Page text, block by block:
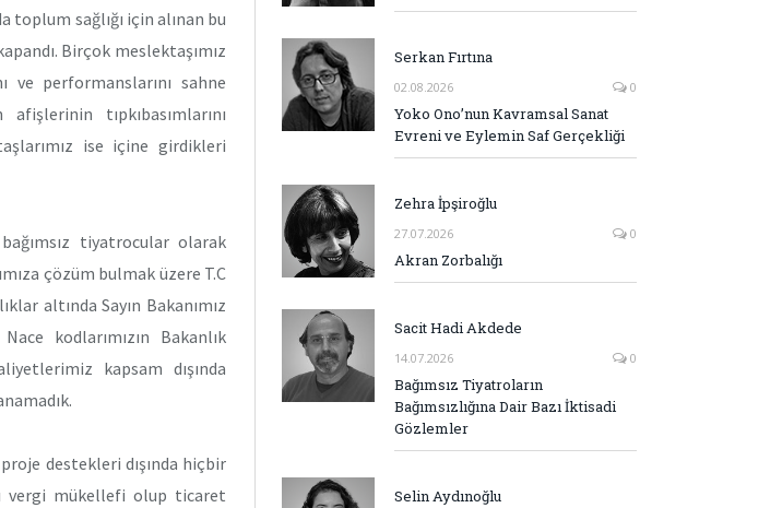
sağlığı için alınan bu
Birçok meslektaşımız
ve performanslarını sahne
tıpkıbasımlarını
ise içine girdikleri
tiyatrocular olarak
çözüm bulmak üzere T.C
altında Sayın Bakanımız
kodlarımızın Bakanlık
kapsam dışında
destekleri dışında hiçbir
vergi mükellefi olup ticaret
Serkan Fırtına
02.08.2026 0
Yoko Ono’nun Kavramsal Sanat
Evreni ve Eylemin Saf Gerçekliği
Zehra İpşiroğlu
27.07.2026 0
Akran Zorbalığı
Sacit Hadi Akdede
14.07.2026 0
Bağımsız Tiyatroların
Bağımsızlığına Dair Bazı İktisadi
Gözlemler
Selin Aydınoğlu